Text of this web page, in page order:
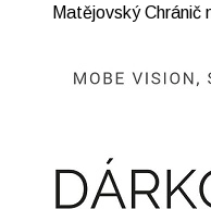
Matějovský Chránič